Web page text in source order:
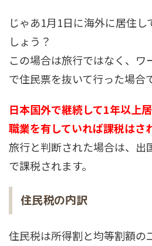
じゃあ1月1日に海外に居住
しょう？
この場合は旅行ではなく、ワ
で住民票を抜いて行った場合
日本国外で継続して1年以上
職業を有していれば課税はさ
旅行と判断された場合は、出
で課税されます。
住民税の内訳
住民税は所得割と均等割額の